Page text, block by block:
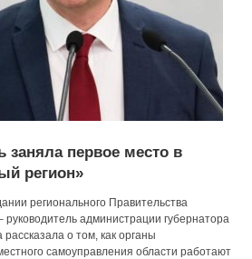
заняла первое место в
регион»
регионального Правительства
руководитель администрации губернатора
о том, как органы
самоуправления области работают